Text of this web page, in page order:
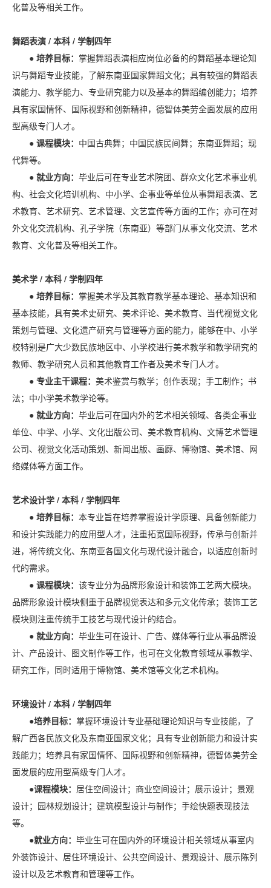
化普及等相关工作。
舞蹈表演 / 本科 / 学制四年
● 培养目标： 掌握舞蹈表演相应岗位必备的的舞蹈基本理论知
识与舞蹈专业技能，了解东南亚国家舞蹈文化；具有较强的舞蹈表
演能力、教学能力、专业研究能力以及基本的舞蹈编创能力；培养
具有家国情怀、国际视野和创新精神，德智体美劳全面发展的应用
型高级专门人才。
● 课程模块： 中国古典舞；中国民族民间舞；东南亚舞蹈；现
代舞等。
● 就业方向： 毕业后可在专业艺术院团、群众文化艺术事业机
构、社会文化培训机构、中小学、企事业等单位从事舞蹈表演、艺
术教育、艺术研究、艺术管理、文艺宣传等方面的工作；亦可在对
外文化交流机构、孔子学院（东南亚）等部门从事文化交流、艺术
教育、文化普及等相关工作。
美术学 / 本科 / 学制四年
● 培养目标： 掌握美术学及其教育教学基本理论、基本知识和
基本技能，具有美术史研究、美术评论、美术教育、当代视觉文化
策划与管理、文化遗产研究与管理等方面的能力，能够在中、小学
校特别是广大少数民族地区中、小学校进行美术教学和教学研究的
教师、教学研究人员和其他教育工作者及美术专门人才。
● 专业主干课程： 美术鉴赏与教学；创作表现；手工制作；书
法；中小学美术教学论等。
● 就业方向： 毕业后可在国内外的艺术相关领域、各类企事业
单位、中学、小学、文化出版公司、美术教育机构、文博艺术管理
公司、视觉文化活动策划、新闻出版、画廊、博物馆、美术馆、网
络媒体等方面工作。
艺术设计学 / 本科 / 学制四年
● 培养目标： 本专业旨在培养掌握设计学原理、具备创新能力
和设计实践能力的应用型人才，注重拓宽国际视野，传承与创新并
进，将传统文化、东南亚各国文化与现代设计融合，以适应创新时
代的需求。
● 课程模块： 该专业分为品牌形象设计和装饰工艺两大模块。
品牌形象设计模块侧重于品牌视觉表达和多元文化传承；装饰工艺
模块则注重传统手工技艺与现代设计的结合。
● 就业方向： 毕业生可在设计、广告、媒体等行业从事品牌设
计、产品设计、图文制作等工作，也可在文化教育领域从事教学、
研究工作，同时适用于博物馆、美术馆等文化艺术机构。
环境设计 / 本科 / 学制四年
●培养目标： 掌握环境设计专业基础理论知识与专业技能，了
解广西各民族文化及东南亚国家文化；具有专业创新能力和设计实
践能力；培养具有家国情怀、国际视野和创新精神，德智体美劳全
面发展的应用型高级专门人才。
●课程模块： 居住空间设计；商业空间设计；展示设计；景观
设计；园林规划设计；建筑模型设计与制作；手绘快题表现技法
等。
●就业方向： 毕业生可在国内外的环境设计相关领域从事室内
外装饰设计、居住环境设计、公共空间设计、景观设计、展示陈列
设计以及艺术教育和管理等工作。